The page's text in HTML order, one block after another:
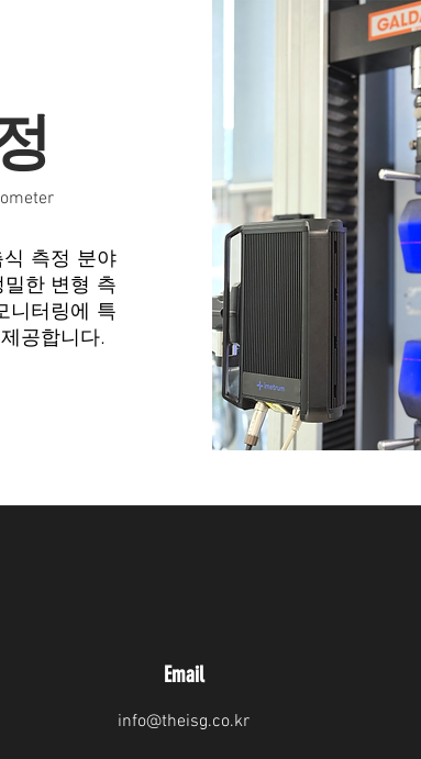
측정 분야
한 변형 측
니터링에 특
공합니다.
Email
info@theisg.co.kr